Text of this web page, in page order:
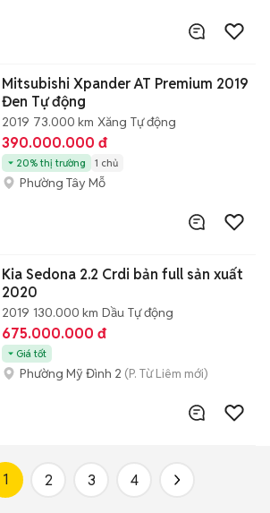
Mitsubishi Xpander AT Premium 2019
Đen Tự động
2019 73.000 km Xăng Tự động
390.000.000 đ
20% thị trường 1 chủ
Phường Tây Mỗ
Kia Sedona 2.2 Crdi bản full sản xuất
2020
2019 130.000 km Dầu Tự động
675.000.000 đ
Giá tốt
Phường Mỹ Đình 2 (P. Từ Liêm mới)
1 2 3 4